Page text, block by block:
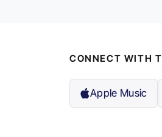
CONNECT WITH
Apple Music